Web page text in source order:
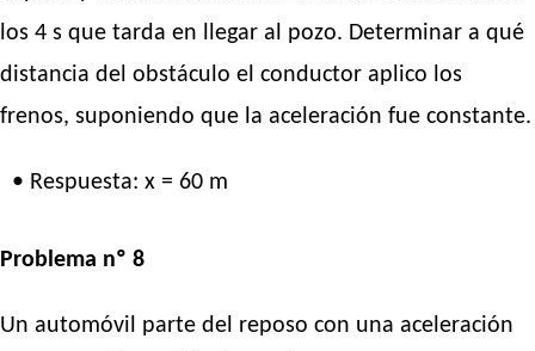
los 4 s que tarda en llegar al pozo. Determinar a qué
distancia del obstáculo el conductor aplico los
frenos, suponiendo que la aceleración fue constante.
• Respuesta: x = 60 m
Problema nº 8
Un automóvil parte del reposo con una aceleración